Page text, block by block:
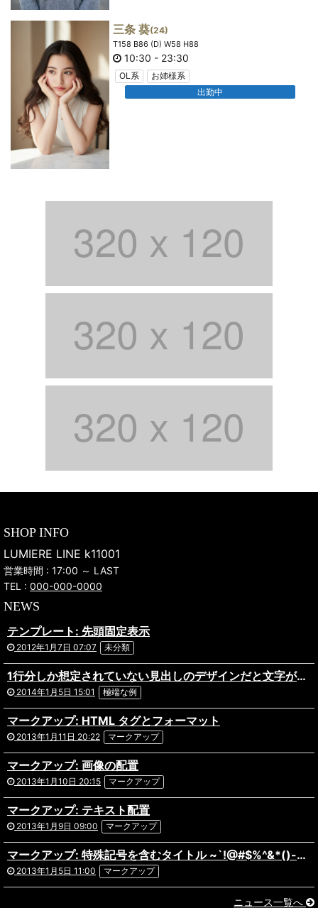
三条 葵(24)
T158 B86 (D) W58 H88
10:30 - 23:30
OL系
お姉様系
出勤中
SHOP INFO
LUMIERE LINE k11001
営業時間 : 17:00 ～ LAST
TEL : 000-000-0000
NEWS
テンプレート: 先頭固定表示
2012年1月7日 07:07 未分類
1行分しか想定されていない見出しのデザインだと文字がはみ出してしまってあら大変。ものすごく長い日本語のタイトルが付いた記事の表示テストです。複数行になっても問題ないデザインだといいですね。あと前後の記事へのリンクを出力している場合や、パンくずリストを実装している場合なども表示にズレがないか確認しておきましょう。
2014年1月5日 15:01 極端な例
マークアップ: HTML タグとフォーマット
2013年1月11日 20:22 マークアップ
マークアップ: 画像の配置
2013年1月10日 20:15 マークアップ
マークアップ: テキスト配置
2013年1月9日 09:00 マークアップ
マークアップ: 特殊記号を含むタイトル ~`!@#$%^&*()-_=+{}[]/;:'”?,.>
2013年1月5日 11:00 マークアップ
ニュース一覧へ